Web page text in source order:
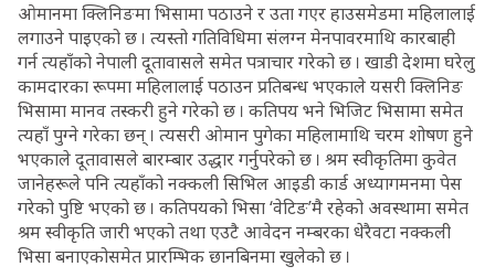
ओमानमा क्लिनिङमा भिसामा पठाउने र उता गएर हाउसमेडमा महिलालाई
लगाउने पाइएको छ । त्यस्तो गतिविधिमा संलग्न मेनपावरमाथि कारबाही
गर्न त्यहाँको नेपाली दूतावासले समेत पत्राचार गरेको छ । खाडी देशमा घरेलु
कामदारका रूपमा महिलालाई पठाउन प्रतिबन्ध भएकाले यसरी क्लिनिङ
भिसामा मानव तस्करी हुने गरेको छ । कतिपय भने भिजिट भिसामा समेत
त्यहाँ पुग्ने गरेका छन् । त्यसरी ओमान पुगेका महिलामाथि चरम शोषण हुने
भएकाले दूतावासले बारम्बार उद्धार गर्नुपरेको छ । श्रम स्वीकृतिमा कुवेत
जानेहरूले पनि त्यहाँको नक्कली सिभिल आइडी कार्ड अध्यागमनमा पेस
गरेको पुष्टि भएको छ । कतिपयको भिसा ‘वेटिङ’मै रहेको अवस्थामा समेत
श्रम स्वीकृति जारी भएको तथा एउटै आवेदन नम्बरका धेरैवटा नक्कली
भिसा बनाएकोसमेत प्रारम्भिक छानबिनमा खुलेको छ ।